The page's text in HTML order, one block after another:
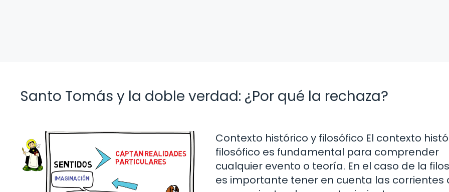
Santo Tomás y la doble verdad: ¿Por qué la rechaza?
Contexto histórico y filosófico El contexto
filosófico es fundamental para comprender
cualquier evento o teoría. En el caso de la
es importante tener en cuenta las corrientes